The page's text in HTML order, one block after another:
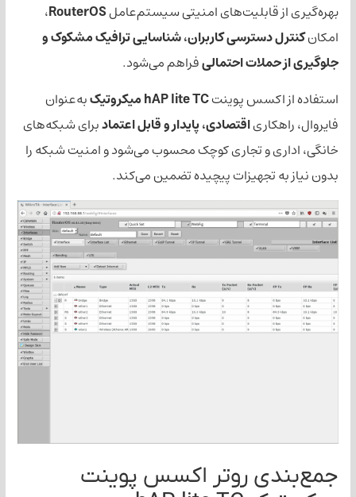
قابلیت‌های امنیتی سیستم‌عاملRouterOS،
دسترسی کاربران، شناسایی ترافیک مشکوک و
احتمالیفراهم می‌شود.
پوینتhAP lite TC میکروتیک
به‌عنوان
اقتصادی، پایدار و قابل اعتمادبرای شبکه‌های
و تجاری کوچک محسوب می‌شود و امنیت شبکه را
تجهیزات پیچیده تضمین می‌کند.
روتر اکسس پوینت